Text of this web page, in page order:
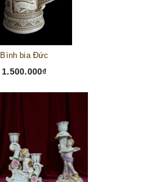
Bình bia Đức
1.500.000₫